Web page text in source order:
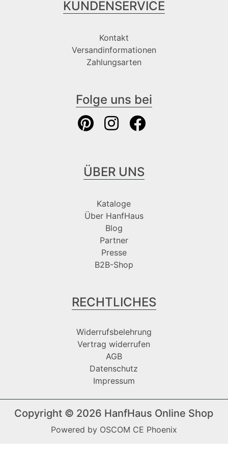
KUNDENSERVICE
Kontakt
Versandinformationen
Zahlungsarten
Folge uns bei
ÜBER UNS
Kataloge
Über HanfHaus
Blog
Partner
Presse
B2B-Shop
RECHTLICHES
Widerrufsbelehrung
Vertrag widerrufen
AGB
Datenschutz
Impressum
Copyright © 2026 HanfHaus Online Shop
Powered by OSCOM CE Phoenix